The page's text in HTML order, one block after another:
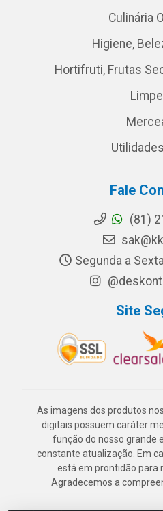
Culinária
Higiene,
Hortifruti, Frutas
Fale
(81)
Segunda a
Site
As imagens dos produtos
digitais possuem caráter
função do nosso grande
constante atualização. Em
está em prontidão para
Agradecemos a